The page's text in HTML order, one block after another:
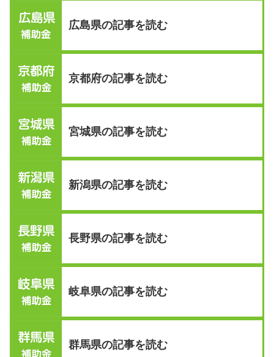
広島県の記事を読む
京都府の記事を読む
宮城県の記事を読む
新潟県の記事を読む
長野県の記事を読む
岐阜県の記事を読む
群馬県の記事を読む